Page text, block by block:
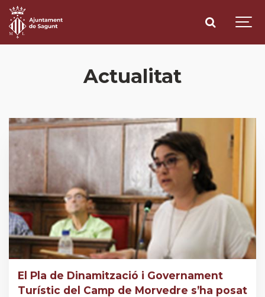
Actualitat
El Pla de Dinamització i Governament
Turístic del Camp de Morvedre s’ha posat